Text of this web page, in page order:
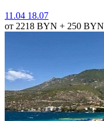
11.04 18.07
от 2218 BYN + 250 BYN